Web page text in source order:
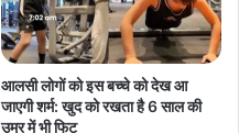
आलसी लोगों को इस बच्चे को देख आ
जाएगी शर्म: खुद को रखता है 6 साल की
उम्र में भी फिट